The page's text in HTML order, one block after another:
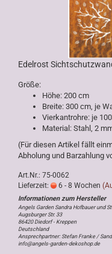
Edelrost
Größe:
Höhe: 200 cm
Breite: 300 cm, je
Vierkantrohre: je
Material: Stahl, 2
(Für diesen Artikel fällt
Abholung und Barzahlung
Art.Nr.: 75-0062
Lieferzeit:
6 - 8 Wochen
Angels Garden Sandra Hofbauer und
Augsburger Str. 33
86420 Diedorf - Kreppen
Deutschland
Ansprechpartner: Stefan Franke /
info@angels-garden-dekoshop.de